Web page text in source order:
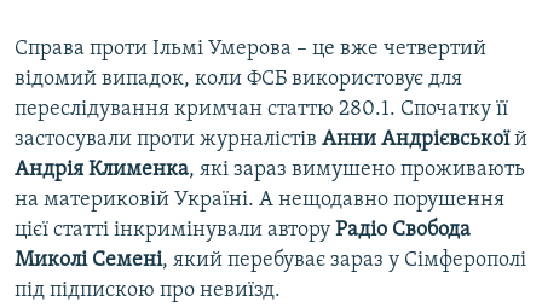
Справа проти Ільмі Умерова – це вже четвертий
відомий випадок, коли ФСБ використовує для
переслідування кримчан статтю 280.1. Спочатку її
застосували проти журналістів Анни Андрієвськоїй
Андрія Клименка, які зараз вимушено проживають
на материковій Україні. А нещодавно порушення
цієї статті інкримінували автору Радіо Свобода
Миколі Семені, який перебуває зараз у Сімферополі
під підпискою про невиїзд.